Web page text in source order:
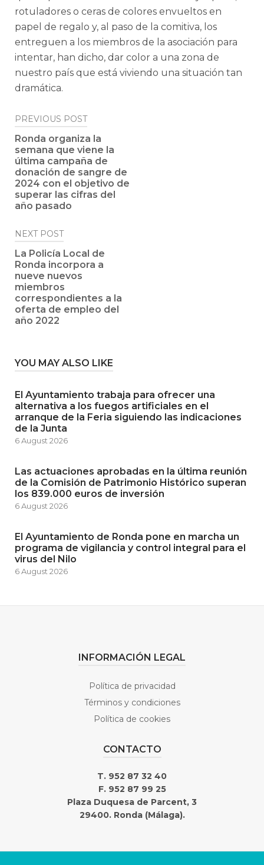
rotuladores o ceras de colores envueltos en
papel de regalo y, al paso de la comitiva, los
entreguen a los miembros de la asociación para
intentar, han dicho, dar color a una zona de
nuestro país que está viviendo una situación tan
dramática.
Post
navigation
PREVIOUS POST
Ronda organiza la
semana que viene la
última campaña de
donación de sangre de
2024 con el objetivo de
superar las cifras del
año pasado
NEXT POST
La Policía Local de
Ronda incorpora a
nueve nuevos
miembros
correspondientes a la
oferta de empleo del
año 2022
YOU MAY ALSO LIKE
El Ayuntamiento trabaja para ofrecer una
alternativa a los fuegos artificiales en el
arranque de la Feria siguiendo las indicaciones
de la Junta
6 August 2026
Las actuaciones aprobadas en la última reunión
de la Comisión de Patrimonio Histórico superan
los 839.000 euros de inversión
6 August 2026
El Ayuntamiento de Ronda pone en marcha un
programa de vigilancia y control integral para el
virus del Nilo
6 August 2026
INFORMACIÓN LEGAL
Política de privacidad
Términos y condiciones
Política de cookies
CONTACTO
T. 952 87 32 40
F. 952 87 99 25
Plaza Duquesa de Parcent, 3
29400. Ronda (Málaga).